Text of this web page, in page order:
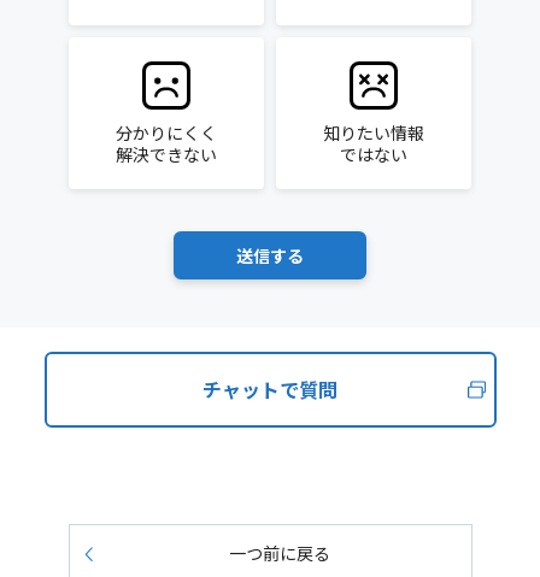
分かりにくく
解決できない
知りたい情報
ではない
チャットで質問
一つ前に戻る